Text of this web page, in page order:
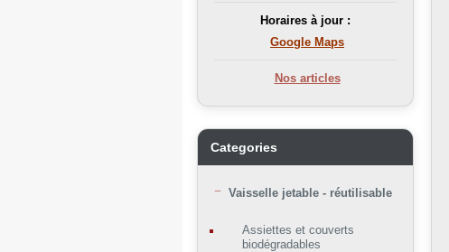
Horaires à jour :
Google Maps
Nos articles
Categories
Vaisselle jetable - réutilisable
Assiettes et couverts
biodégradables